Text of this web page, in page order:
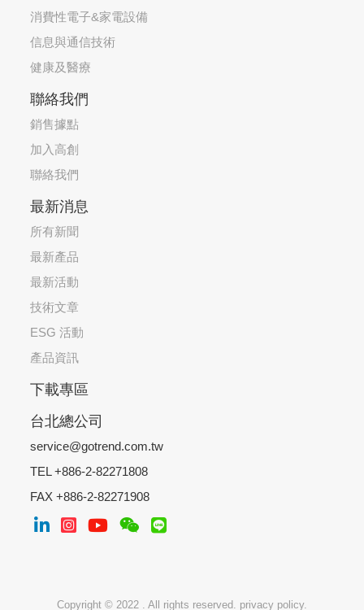
消費性電子&家電設備
信息與通信技術
健康及醫療
聯絡我們
銷售據點
加入高創
聯絡我們
最新消息
所有新聞
最新產品
最新活動
技術文章
ESG 活動
產品資訊
下載專區
台北總公司
service@gotrend.com.tw
TEL +886-2-82271808
FAX +886-2-82271908
Copyright © 2022 . All rights reserved. privacy policy.